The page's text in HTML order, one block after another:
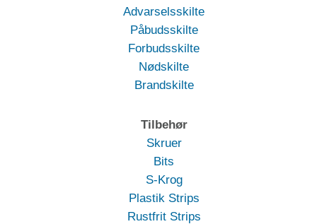
Advarselsskilte
Påbudsskilte
Forbudsskilte
Nødskilte
Brandskilte
Tilbehør
Skruer
Bits
S-Krog
Plastik Strips
Rustfrit Strips